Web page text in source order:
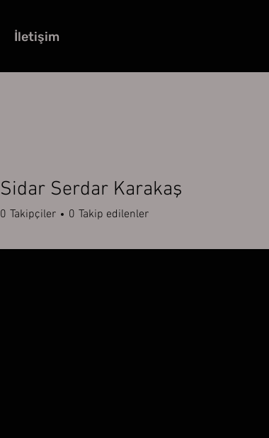
İletişim
Sidar Serdar Karakaş
0 Takipçiler 0 Takip edilenler